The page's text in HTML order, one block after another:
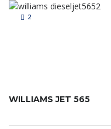
2
WILLIAMS JET 565